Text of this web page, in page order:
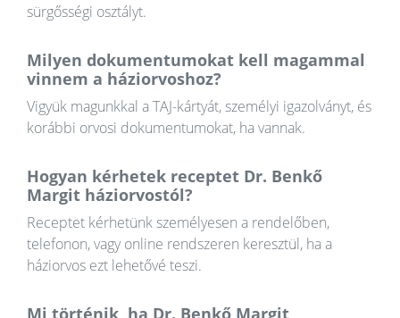
sürgősségi osztályt.
Milyen dokumentumokat kell magammal
vinnem a háziorvoshoz?
Vigyük magunkkal a TAJ-kártyát, személyi igazolványt, és
korábbi orvosi dokumentumokat, ha vannak.
Hogyan kérhetek receptet Dr. Benkő
Margit háziorvostól?
Receptet kérhetünk személyesen a rendelőben,
telefonon, vagy online rendszeren keresztül, ha a
háziorvos ezt lehetővé teszi.